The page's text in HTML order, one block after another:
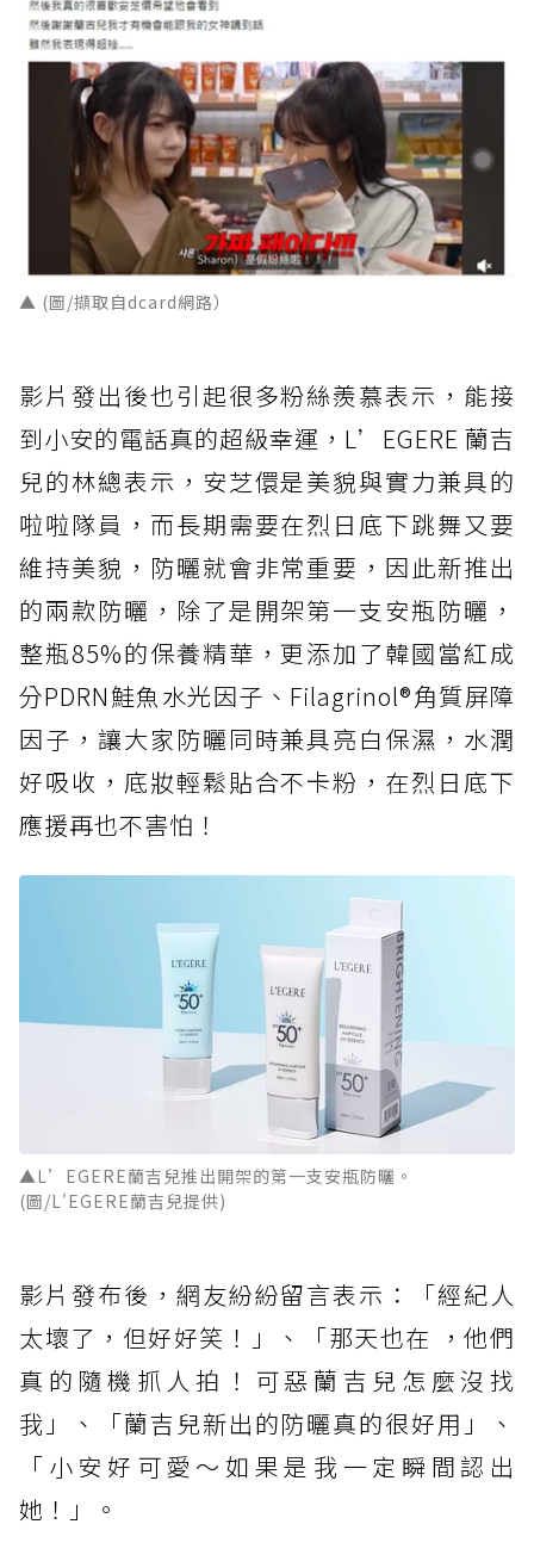
▲ (圖/擷取自dcard網路）
影片發出後也引起很多粉絲羨慕表示，能接
到小安的電話真的超級幸運，L’EGERE 蘭吉
兒的林總表示，安芝儇是美貌與實力兼具的
啦啦隊員，而長期需要在烈日底下跳舞又要
維持美貌，防曬就會非常重要，因此新推出
的兩款防曬，除了是開架第一支安瓶防曬，
整瓶85%的保養精華，更添加了韓國當紅成
分PDRN鮭魚水光因子、Filagrinol®角質屏障
因子，讓大家防曬同時兼具亮白保濕，水潤
好吸收，底妝輕鬆貼合不卡粉，在烈日底下
應援再也不害怕！
▲L’EGERE蘭吉兒推出開架的第一支安瓶防曬。
(圖/L'EGERE蘭吉兒提供)
影片發布後，網友紛紛留言表示：「經紀人
太壞了，但好好笑！」、「那天也在 ，他們
真的隨機抓人拍！可惡蘭吉兒怎麼沒找
我」、「蘭吉兒新出的防曬真的很好用」、
「小安好可愛～如果是我一定瞬間認出
她！」。